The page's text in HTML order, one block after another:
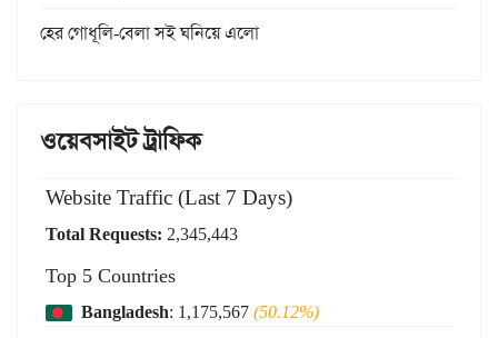
হের গোধূলি-বেলা সই ঘনিয়ে এলো
ওয়েবসাইট ট্রাফিক
Website Traffic (Last 7 Days)
Total Requests: 2,345,443
Top 5 Countries
Bangladesh: 1,175,567(50.12%)